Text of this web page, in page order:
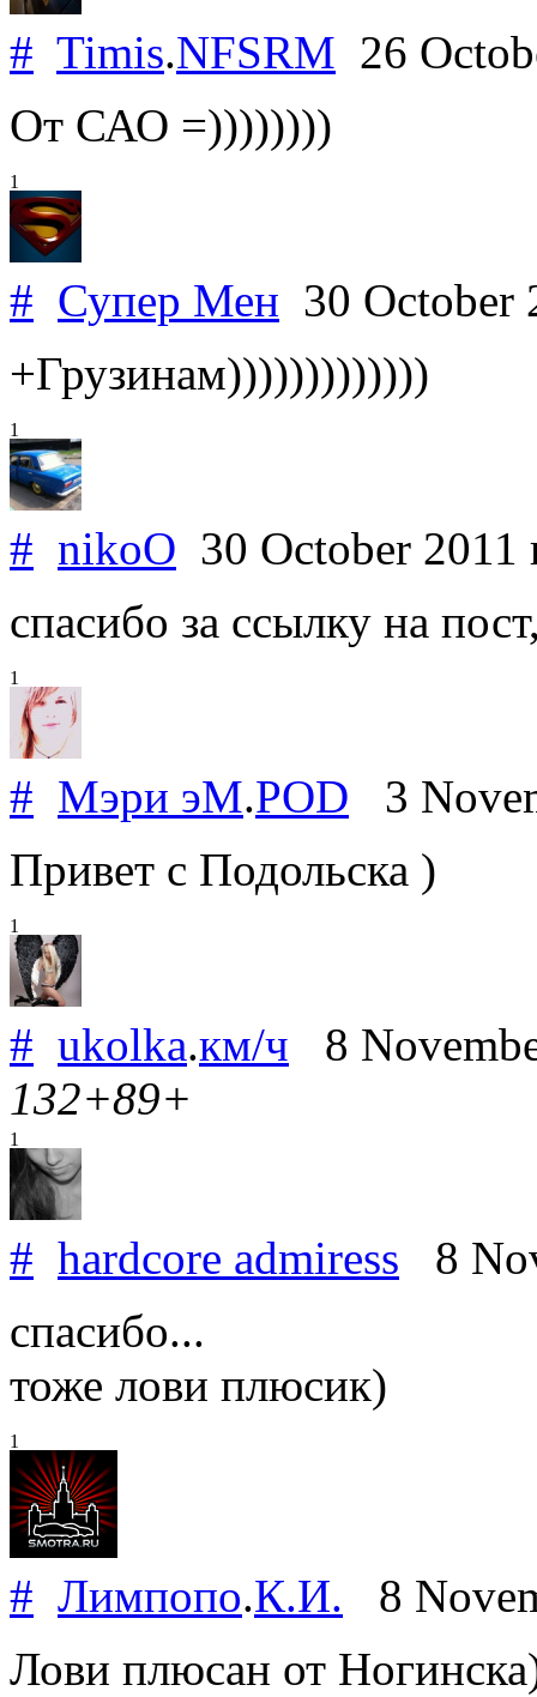
# Timis.NFSRM 26
От САО =))))))))
1
# Супер Мен 30 October
+Грузинам)))))))))))))
1
# nikoO 30 October 2011
спасибо за ссылку на
1
# Мэри эМ.POD 3
Привет с Подольска )
1
# ukolka.км/ч 8
132+89+
1
# hardcore admiress 8
спасибо...
тоже лови плюсик)
1
# Лимпопо.К.И. 8
Лови плюсан от